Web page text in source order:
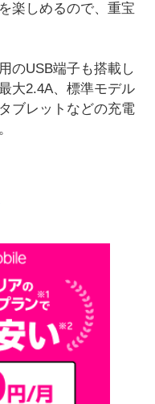
楽しめるので、重宝
のUSB端子も搭載し
大2.4A、標準モデル
ブレットなどの充電